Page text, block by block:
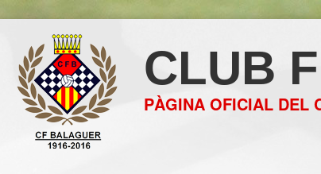
CLUB
PÀGINA OFICIAL DEL